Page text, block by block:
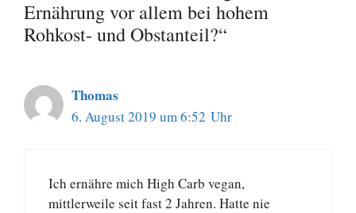
Ernährung vor allem bei hohem
Rohkost- und Obstanteil?“
Thomas
6. August 2019 um 6:52 Uhr
Ich ernähre mich High Carb vegan,
mittlerweile seit fast 2 Jahren. Hatte nie